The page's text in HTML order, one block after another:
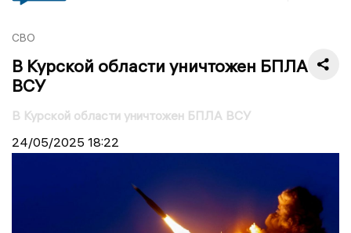
СВО
В Курской области уничтожен БПЛА
ВСУ
В Курской области уничтожен БПЛА ВСУ
24/05/2025 18:22